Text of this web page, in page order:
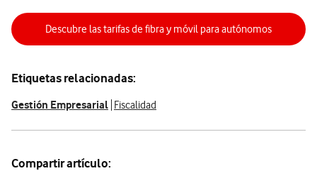
Descubre las tarifas de fibra y móvil para autónomos
Etiquetas relacionadas:
Gestión Empresarial Fiscalidad
Compartir artículo: